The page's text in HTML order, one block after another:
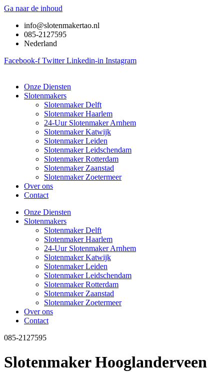
Ga naar de inhoud
info@slotenmakertao.nl
085-2127595
Nederland
Facebook-f Twitter Linkedin-in Instagram
Onze Diensten
Slotenmakers
Slotenmaker Delft
Slotenmaker Haarlem
24-Uur Slotenmaker Arnhem
Slotenmaker Katwijk
Slotenmaker Leiden
Slotenmaker Leidschendam
Slotenmaker Rotterdam
Slotenmaker Zaanstad
Slotenmaker Zoetermeer
Over ons
Contact
Onze Diensten
Slotenmakers
Slotenmaker Delft
Slotenmaker Haarlem
24-Uur Slotenmaker Arnhem
Slotenmaker Katwijk
Slotenmaker Leiden
Slotenmaker Leidschendam
Slotenmaker Rotterdam
Slotenmaker Zaanstad
Slotenmaker Zoetermeer
Over ons
Contact
085-2127595
Slotenmaker Hooglanderveen